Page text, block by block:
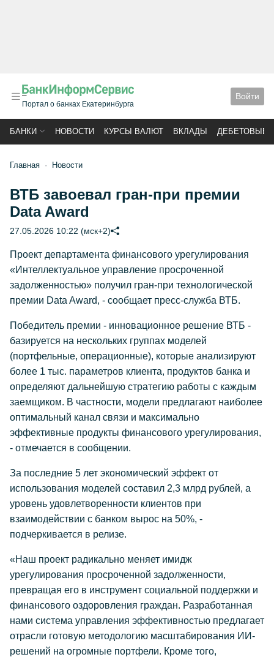
Портал о банках Екатеринбурга
Войти
БАНКИ НОВОСТИ КУРСЫ ВАЛЮТ ВКЛАДЫ ДЕБЕТОВЫЕ
Главная Новости
ВТБ завоевал гран-при премии
Data Award
27.05.2026 10:22 (мск+2)
Проект департамента финансового урегулирования
«Интеллектуальное управление просроченной
задолженностью» получил гран-при технологической
премии Data Award, - сообщает пресс-служба ВТБ.
Победитель премии - инновационное решение ВТБ -
базируется на нескольких группах моделей
(портфельные, операционные), которые анализируют
более 1 тыс. параметров клиента, продуктов банка и
определяют дальнейшую стратегию работы с каждым
заемщиком. В частности, модели предлагают наиболее
оптимальный канал связи и максимально
эффективные продукты финансового урегулирования,
- отмечается в сообщении.
За последние 5 лет экономический эффект от
использования моделей составил 2,3 млрд рублей, а
уровень удовлетворенности клиентов при
взаимодействии с банком вырос на 50%, -
подчеркивается в релизе.
«Наш проект радикально меняет имидж
урегулирования просроченной задолженности,
превращая его в инструмент социальной поддержки и
финансового оздоровления граждан. Разработанная
нами система управления эффективностью предлагает
отрасли готовую методологию масштабирования ИИ-
решений на огромные портфели. Кроме того,